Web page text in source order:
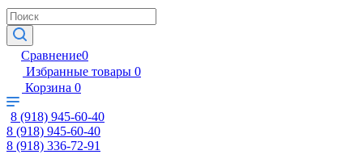
Сравнение0
Избранные товары 0
Корзина 0
8 (918) 945-60-40
8 (918) 945-60-40
8 (918) 336-72-91